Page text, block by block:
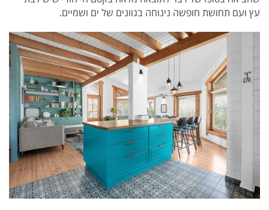
עץ ועם תחושת חופשה נינוחה בגוונים של ים ושמיים.